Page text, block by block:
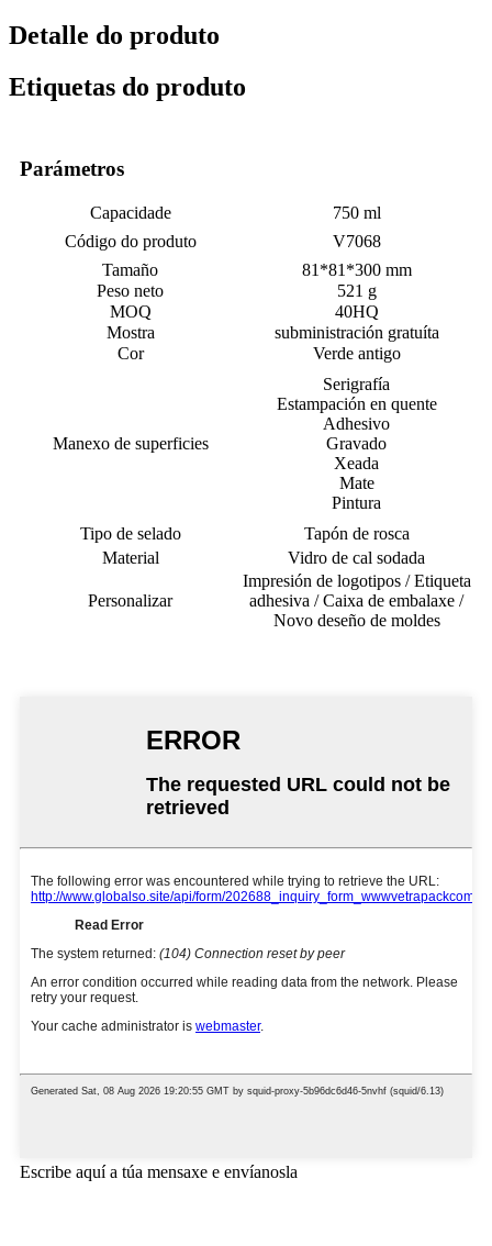
Detalle do produto
Etiquetas do produto
Parámetros
Capacidade
750 ml
Código do produto
V7068
Tamaño
81*81*300 mm
Peso neto
521 g
MOQ
40HQ
Mostra
subministración gratuíta
Cor
Verde antigo
Manexo de superficies
Serigrafía
Estampación en quente
Adhesivo
Gravado
Xeada
Mate
Pintura
Tipo de selado
Tapón de rosca
Material
Vidro de cal sodada
Personalizar
Impresión de logotipos / Etiqueta
adhesiva / Caixa de embalaxe /
Novo deseño de moldes
Escribe aquí a túa mensaxe e envíanosla